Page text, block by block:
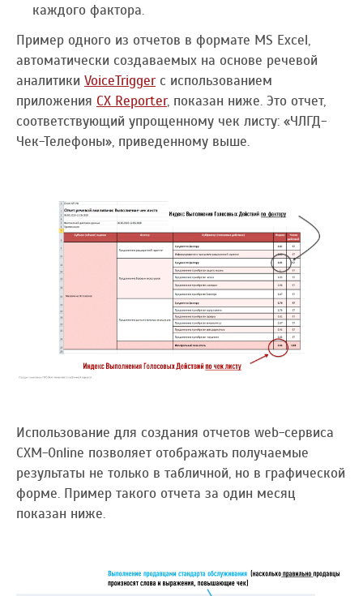
каждого фактора.
Пример одного из отчетов в формате MS Excel,
автоматически создаваемых на основе речевой
аналитики VoiceTrigger с использованием
приложения CX Reporter, показан ниже. Это отчет,
соответствующий упрощенному чек листу: «ЧЛГД-
Чек-Телефоны», приведенному выше.
Использование для создания отчетов web-сервиса
CXM-Online позволяет отображать получаемые
результаты не только в табличной, но в графической
форме. Пример такого отчета за один месяц
показан ниже.